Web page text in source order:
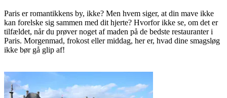
Paris er romantikkens by, ikke? Men hvem siger, at din mave ikke
kan forelske sig sammen med dit hjerte? Hvorfor ikke se, om det er
tilfældet, når du prøver noget af maden på de bedste restauranter i
Paris. Morgenmad, frokost eller middag, her er, hvad dine smagsløg
ikke bør gå glip af!